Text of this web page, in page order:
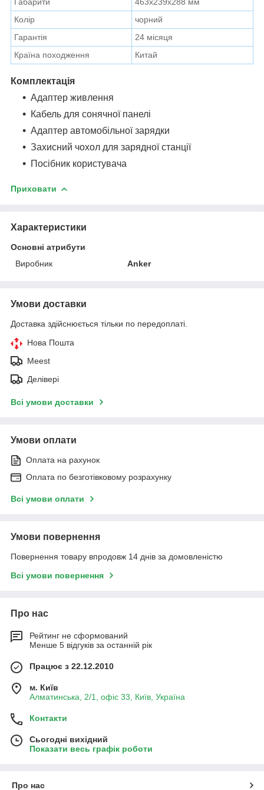
Колір
чорний
Гарантія
24 місяця
Країна походження
Китай
Комплектація
Адаптер живлення
Кабель для сонячної панелі
Адаптер автомобільної зарядки
Захисний чохол для зарядної станції
Посібник користувача
Приховати
Характеристики
Основні атрибути
Виробник
Anker
Умови доставки
Доставка здійснюється тільки по передоплаті.
Нова Пошта
Meest
Делівері
Всі умови доставки
Умови оплати
Оплата на рахунок
Оплата по безготівковому розрахунку
Всі умови оплати
Умови повернення
Повернення товару впродовж 14 днів за домовленістю
Всі умови повернення
Про нас
Рейтинг не сформований
Менше 5 відгуків за останній рік
Працює з 22.12.2010
м. Київ
Алматинська, 2/1, офіс 33, Київ, Україна
Контакти
Сьогодні вихідний
Показати весь графік роботи
Про нас